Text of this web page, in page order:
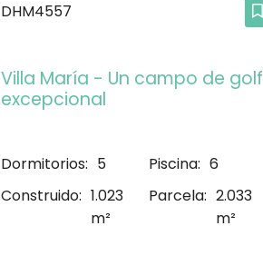
DHM4557
Villa María - Un campo de golf
excepcional
Dormitorios: 5 Piscina: 6
Construido: 1.023
m²
Parcela: 2.033
m²